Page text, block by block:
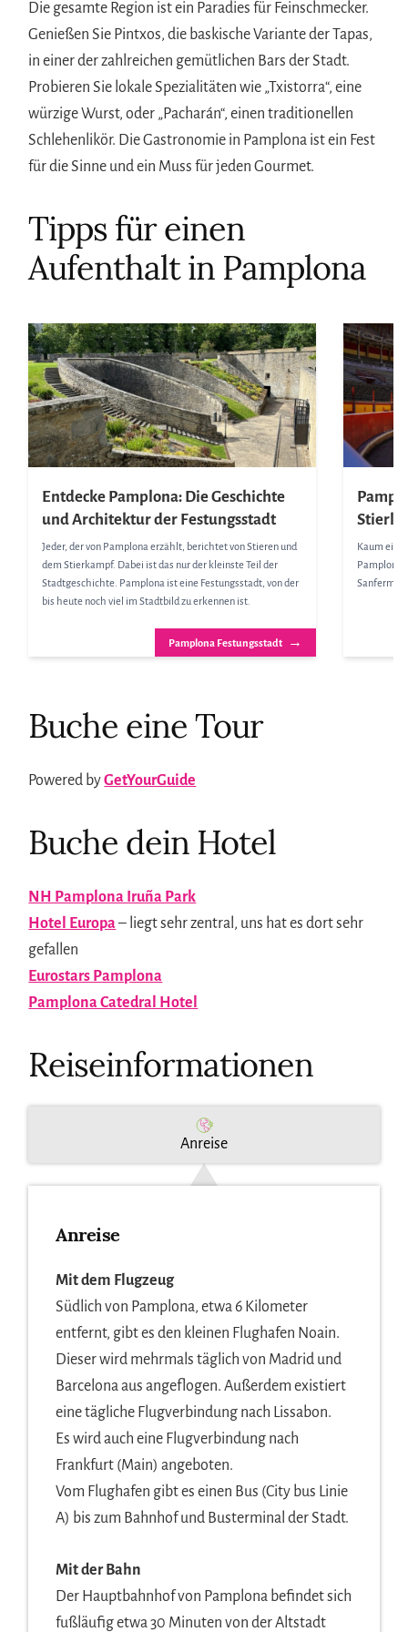
Die gesamte Region ist ein Paradies für Feinschmecker.
Genießen Sie Pintxos, die baskische Variante der Tapas,
in einer der zahlreichen gemütlichen Bars der Stadt.
Probieren Sie lokale Spezialitäten wie „Txistorra“, eine
würzige Wurst, oder „Pacharán“, einen traditionellen
Schlehenlikör. Die Gastronomie in Pamplona ist ein Fest
für die Sinne und ein Muss für jeden Gourmet.
Tipps für einen
Aufenthalt in Pamplona
Entdecke Pamplona: Die Geschichte
und Architektur der Festungsstadt
Jeder, der von Pamplona erzählt, berichtet von Stieren und
dem Stierkampf. Dabei ist das nur der kleinste Teil der
Stadtgeschichte. Pamplona ist eine Festungsstadt, von der
bis heute noch viel im Stadtbild zu erkennen ist.
Pamplona Festungsstadt →
Kaum eine
Buche eine Tour
Powered byGetYourGuide
Buche dein Hotel
NH Pamplona Iruña Park
Hotel Europa– liegt sehr zentral, uns hat es dort sehr
gefallen
Eurostars Pamplona
Pamplona Catedral Hotel
Reiseinformationen
Anreise
Anreise
Mit dem Flugzeug
Südlich von Pamplona, etwa 6 Kilometer
entfernt, gibt es den kleinen Flughafen Noain.
Dieser wird mehrmals täglich von Madrid und
Barcelona aus angeflogen. Außerdem existiert
eine tägliche Flugverbindung nach Lissabon.
Es wird auch eine Flugverbindung nach
Frankfurt (Main) angeboten.
Vom Flughafen gibt es einen Bus (City bus Linie
A) bis zum Bahnhof und Busterminal der Stadt.
Mit der Bahn
Der Hauptbahnhof von Pamplona befindet sich
fußläufig etwa 30 Minuten von der Altstadt